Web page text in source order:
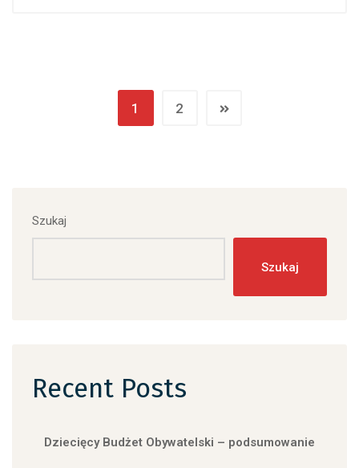
1 2
Szukaj
Szukaj
Recent Posts
Dziecięcy Budżet Obywatelski – podsumowanie